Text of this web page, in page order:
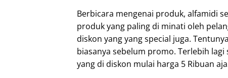
Berbicara mengenai produk, alfamidi
produk yang paling di minati oleh
diskon yang yang special juga.
biasanya sebelum promo. Terlebih
yang di diskon mulai harga 5 Ribuan